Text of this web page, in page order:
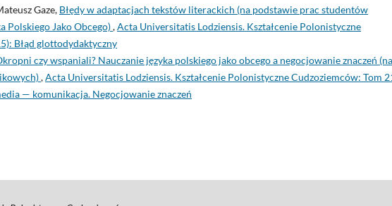
Gaze, Błędy w adaptacjach tekstów literackich (na podstawie prac studentów
Polskiego Jako Obcego),Acta Universitatis Lodziensis. Kształcenie Polonistyczne
Błąd glottodydaktyczny
czy wspaniali? Nauczanie języka polskiego jako obcego a negocjowanie znaczeń (na
,Acta Universitatis Lodziensis. Kształcenie Polonistyczne Cudzoziemców: Tom
— komunikacja. Negocjowanie znaczeń